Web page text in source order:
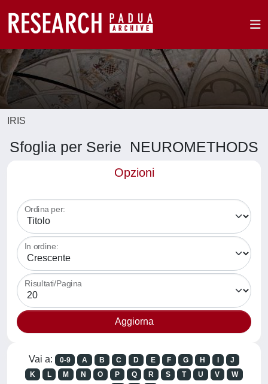
IRIS
Sfoglia per Serie NEUROMETHODS
Opzioni
Ordina per:
In ordine:
Risultati/Pagina
Vai a: 0-9 A B C D E F G H
J
K
L M N O P Q R S T U V
W